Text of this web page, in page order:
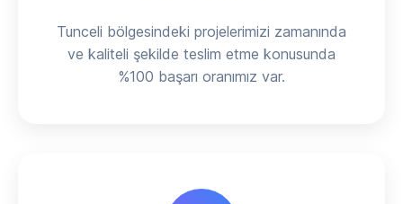
Tunceli bölgesindeki projelerimizi zamanında
ve kaliteli şekilde teslim etme konusunda
%100 başarı oranımız var.